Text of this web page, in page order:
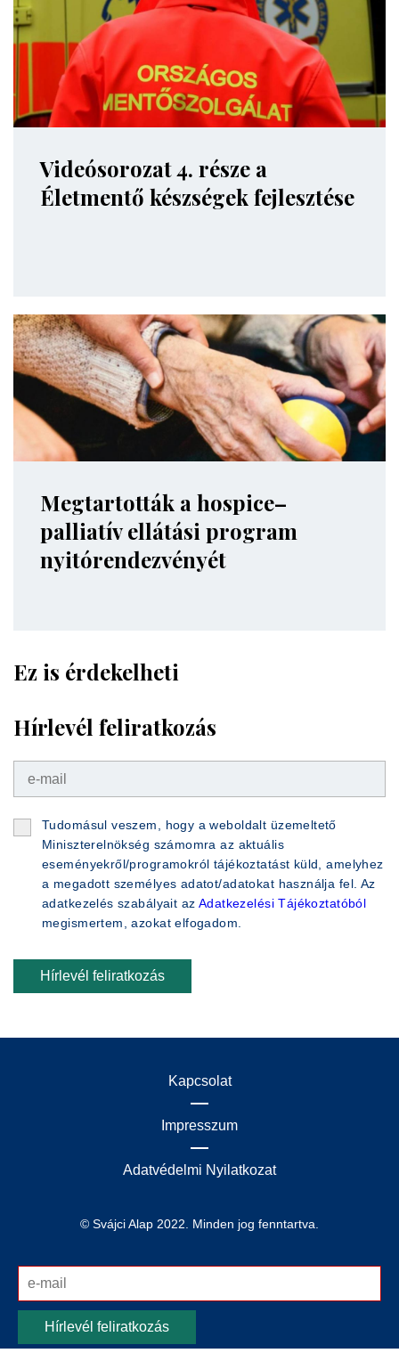
Videósorozat 4. része a
Életmentő készségek fejlesztése
Megtartották a hospice–
palliatív ellátási program
nyitórendezvényét
Ez is érdekelheti
Hírlevél feliratkozás
Tudomásul veszem, hogy a weboldalt üzemeltető
Miniszterelnökség számomra az aktuális
eseményekről/programokról tájékoztatást küld, amelyhez
a megadott személyes adatot/adatokat használja fel. Az
adatkezelés szabályait az Adatkezelési Tájékoztatóból
megismertem, azokat elfogadom.
Hírlevél feliratkozás
Kapcsolat
Impresszum
Adatvédelmi Nyilatkozat
© Svájci Alap 2022. Minden jog fenntartva.
Hírlevél feliratkozás